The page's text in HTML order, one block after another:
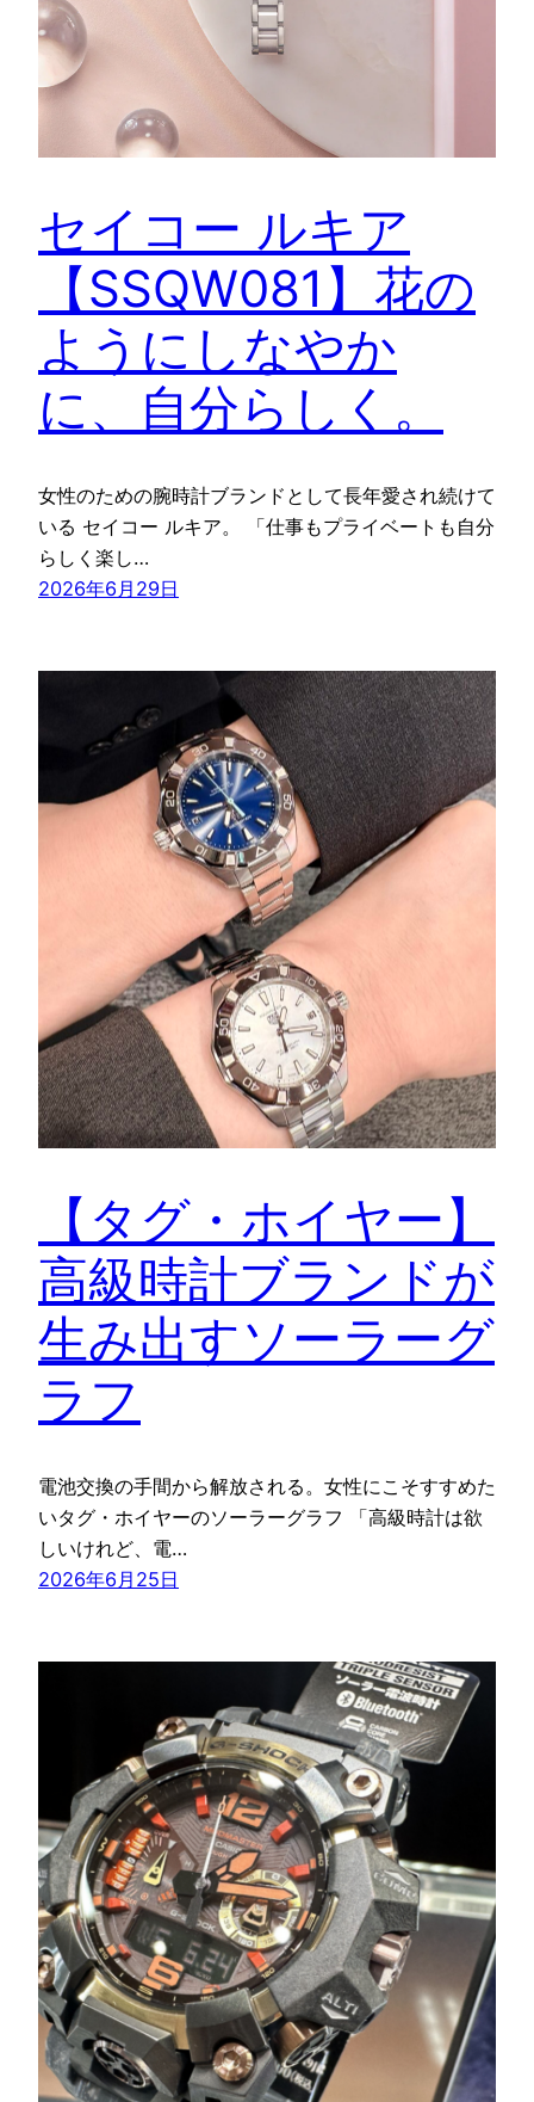
セイコー ルキア
【SSQW081】花の
ようにしなやか
に、自分らしく。
女性のための腕時計ブランドとして長年愛され続けて
いる セイコー ルキア。 「仕事もプライベートも自分
らしく楽し…
2026年6月29日
【タグ・ホイヤー】
高級時計ブランドが
生み出すソーラーグ
ラフ
電池交換の手間から解放される。女性にこそすすめた
いタグ・ホイヤーのソーラーグラフ 「高級時計は欲
しいけれど、電…
2026年6月25日